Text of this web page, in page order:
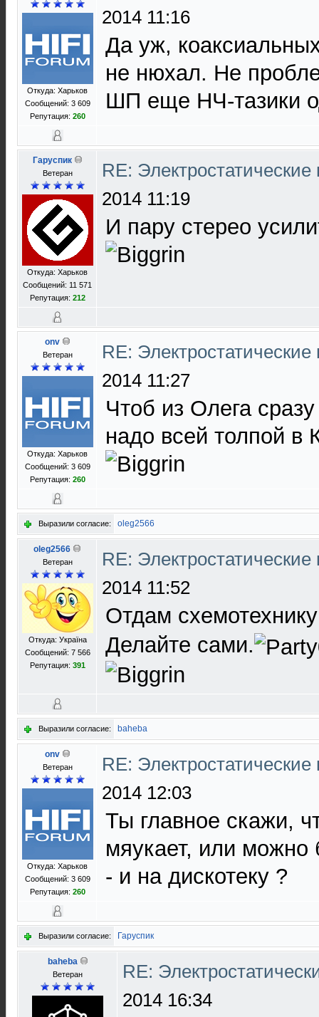
Откуда: Харьков
Сообщений: 3 609
Репутация: 260
2014 11:16
Да уж,
не нюхал. Не
ШП еще НЧ-тазики
Гаруспик
Ветеран
Откуда: Харьков
Сообщений: 11 571
Репутация: 212
RE:
2014 11:19
И пару стерео
onv
Ветеран
Откуда: Харьков
Сообщений: 3 609
Репутация: 260
RE:
2014 11:27
Чтоб из Олега
надо всей толпой в
Выразили согласие: oleg2566
oleg2566
Ветеран
Откуда: Україна
Сообщений: 7 566
Репутация: 391
RE:
2014 11:52
Отдам
Делайте сами.
Выразили согласие: baheba
onv
Ветеран
Откуда: Харьков
Сообщений: 3 609
Репутация: 260
RE:
2014 12:03
Ты главное скажи,
мяукает, или можно
- и на дискотеку ?
Выразили согласие: Гаруспик
baheba
Ветеран
RE:
2014 16:34